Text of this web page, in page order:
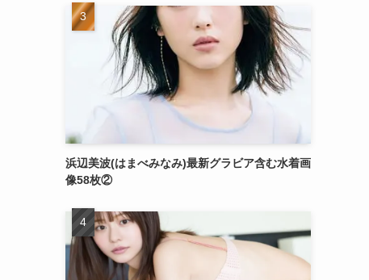
浜辺美波(はまべみなみ)最新グラビア含む水着画
像58枚②